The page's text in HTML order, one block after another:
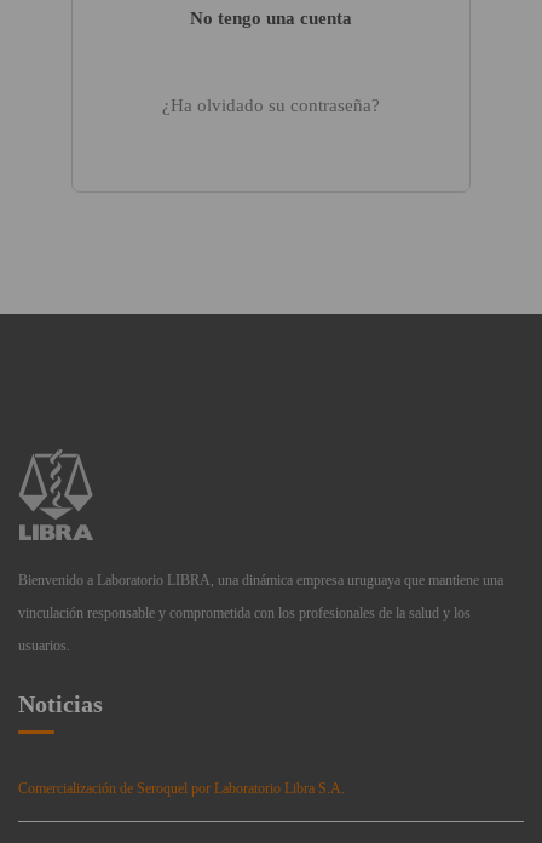
No tengo una cuenta
¿Ha olvidado su contraseña?
Bienvenido a Laboratorio LIBRA, una dinámica empresa uruguaya que mantiene una
vinculación responsable y comprometida con los profesionales de la salud y los
usuarios.
Noticias
Comercialización de Seroquel por Laboratorio Libra S.A.